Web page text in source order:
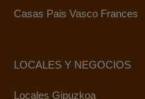
Casas Pais Vasco Frances
LOCALES Y NEGOCIOS
Locales Gipuzkoa